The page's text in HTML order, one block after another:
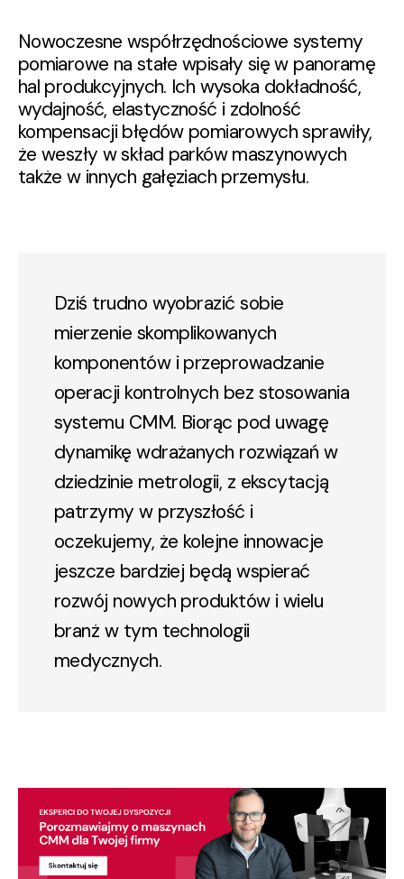
Nowoczesne współrzędnościowe systemy
pomiarowe na stałe wpisały się w panoramę
hal produkcyjnych. Ich wysoka dokładność,
wydajność, elastyczność i zdolność
kompensacji błędów pomiarowych sprawiły,
że weszły w skład parków maszynowych
także w innych gałęziach przemysłu.
Dziś trudno wyobrazić sobie
mierzenie skomplikowanych
komponentów i przeprowadzanie
operacji kontrolnych bez stosowania
systemu CMM. Biorąc pod uwagę
dynamikę wdrażanych rozwiązań w
dziedzinie metrologii, z ekscytacją
patrzymy w przyszłość i
oczekujemy, że kolejne innowacje
jeszcze bardziej będą wspierać
rozwój nowych produktów i wielu
branż w tym technologii
medycznych.